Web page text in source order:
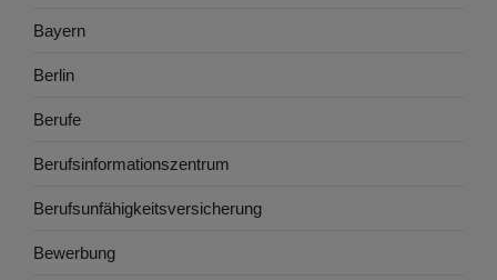
Bayern
Berlin
Berufe
Berufsinformationszentrum
Berufsunfähigkeitsversicherung
Bewerbung